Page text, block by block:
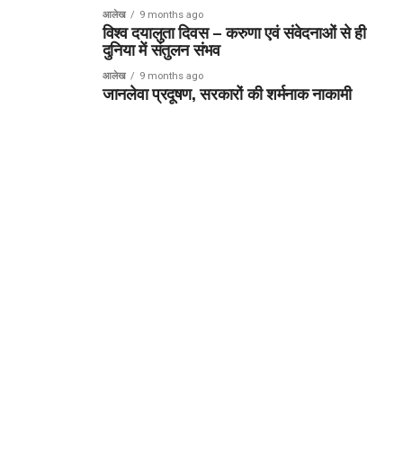
आलेख 9 months ago
विश्व दयालुता दिवस – करुणा एवं संवेदनाओं से ही
दुनिया में संतुलन संभव
आलेख 9 months ago
जानलेवा प्रदूषण, सरकारों की शर्मनाक नाकामी